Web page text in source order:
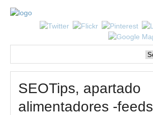
SEOTips, apartado
alimentadores -feeds